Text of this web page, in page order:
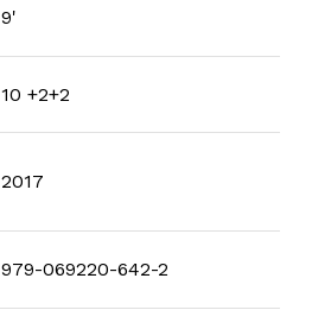
9'
10 +2+2
2017
979-069220-642-2